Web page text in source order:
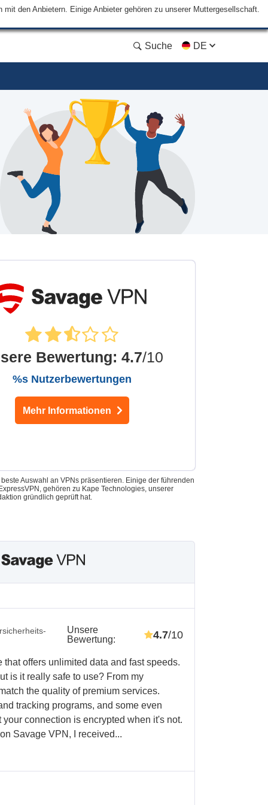
den Anbietern. Einige Anbieter gehören zu unserer Muttergesellschaft.
Suche DE
Bewertung: 4.7/10
%s Nutzerbewertungen
Mehr Informationen
Auswahl an VPNs präsentieren. Einige der führenden
gehören zu Kape Technologies, unserer
gründlich geprüft hat.
Unsere
Bewertung: 4.7/10
offers unlimited data and fast speeds.
is it really safe to use? From my
the quality of premium services.
tracking programs, and some even
connection is encrypted when it's not.
Savage VPN, I received...